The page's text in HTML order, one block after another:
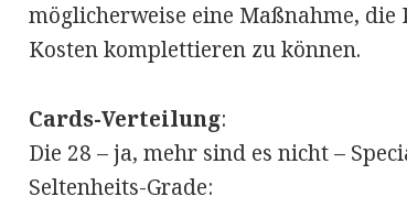
möglicherweise eine Maßnahme,
Kosten komplettieren zu können.
Cards-Verteilung:
Die 28 – ja, mehr sind es nicht –
Seltenheits-Grade: